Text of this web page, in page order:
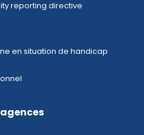
reporting directive
en situation de handicap